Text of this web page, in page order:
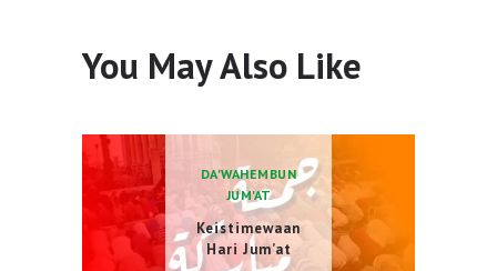
You May Also Like
DA'WAHEMBUN
JUM'AT
Keistimewaan
Hari Jum’at